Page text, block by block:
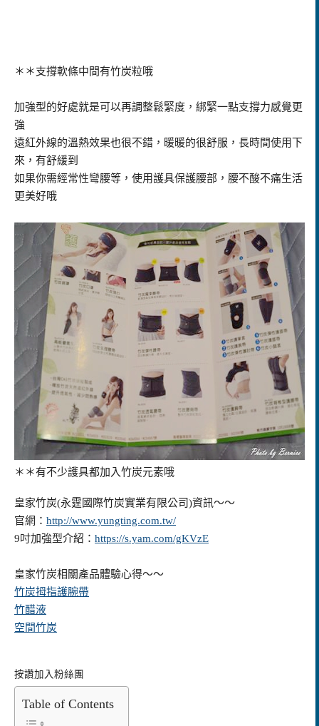
＊＊支撐軟條中間有竹炭粒哦
加強型的好處就是可以再調整鬆緊度，綁緊一點支撐力感覺更
強
遠紅外線的溫熱效果也很不錯，暖暖的很舒服，長時間使用下
來，有舒緩到
如果你需經常性彎腰等，使用護具保護腰部，腰不酸不痛生活
更美好哦
＊＊有不少護具都加入竹炭元素哦
皇家竹炭(永霆國際竹炭實業有限公司)資訊～～
官網： http://www.yungting.com.tw/
9吋加強型介紹： https://s.yam.com/gKVzE
皇家竹炭相關產品體驗心得～～
竹炭拇指護腕帶
竹醋液
空間竹炭
按讚加入粉絲團
Table of Contents